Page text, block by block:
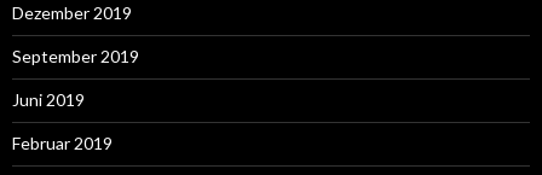
Dezember 2019
September 2019
Juni 2019
Februar 2019